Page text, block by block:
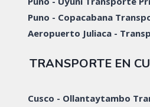
Puno - Copacabana
Aeropuerto Juliaca -
TRANSPORTE EN
Cusco - Ollantaytambo